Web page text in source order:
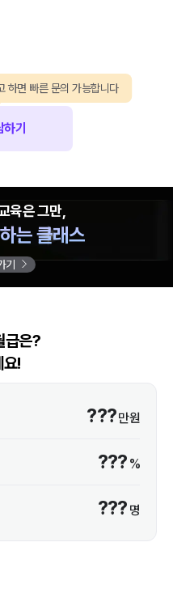
기
하면 빠른 문의 가능합니다
육은 그만,
는 클래스
기
급은?
!
???만원
??? %
??? 명